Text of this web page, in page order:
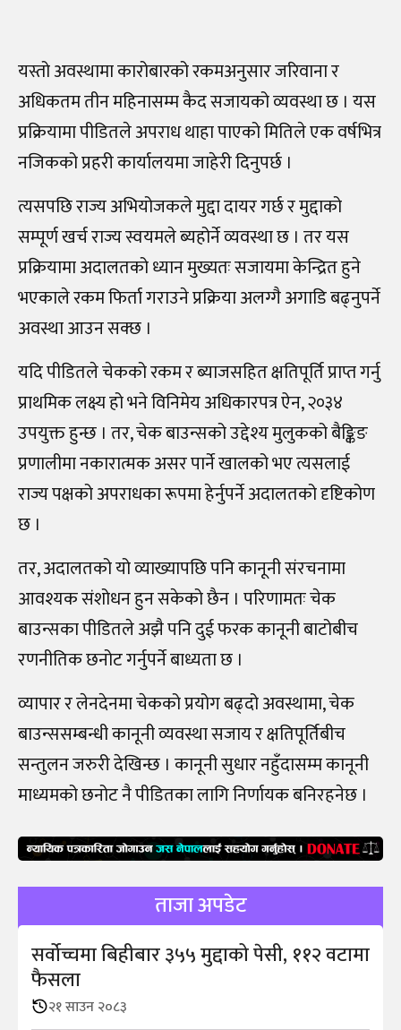
यस्तो अवस्थामा कारोबारको रकमअनुसार जरिवाना र
अधिकतम तीन महिनासम्म कैद सजायको व्यवस्था छ । यस
प्रक्रियामा पीडितले अपराध थाहा पाएको मितिले एक वर्षभित्र
नजिकको प्रहरी कार्यालयमा जाहेरी दिनुपर्छ ।
त्यसपछि राज्य अभियोजकले मुद्दा दायर गर्छ र मुद्दाको
सम्पूर्ण खर्च राज्य स्वयमले ब्यहोर्ने व्यवस्था छ । तर यस
प्रक्रियामा अदालतको ध्यान मुख्यतः सजायमा केन्द्रित हुने
भएकाले रकम फिर्ता गराउने प्रक्रिया अलग्गै अगाडि बढ्नुपर्ने
अवस्था आउन सक्छ ।
यदि पीडितले चेकको रकम र ब्याजसहित क्षतिपूर्ति प्राप्त गर्नु
प्राथमिक लक्ष्य हो भने विनिमेय अधिकारपत्र ऐन, २०३४
उपयुक्त हुन्छ । तर, चेक बाउन्सको उद्देश्य मुलुकको बैङ्किङ
प्रणालीमा नकारात्मक असर पार्ने खालको भए त्यसलाई
राज्य पक्षको अपराधका रूपमा हेर्नुपर्ने अदालतको दृष्टिकोण
छ ।
तर, अदालतको यो व्याख्यापछि पनि कानूनी संरचनामा
आवश्यक संशोधन हुन सकेको छैन । परिणामतः चेक
बाउन्सका पीडितले अझै पनि दुई फरक कानूनी बाटोबीच
रणनीतिक छनोट गर्नुपर्ने बाध्यता छ ।
व्यापार र लेनदेनमा चेकको प्रयोग बढ्दो अवस्थामा, चेक
बाउन्ससम्बन्धी कानूनी व्यवस्था सजाय र क्षतिपूर्तिबीच
सन्तुलन जरुरी देखिन्छ । कानूनी सुधार नहुँदासम्म कानूनी
माध्यमको छनोट नै पीडितका लागि निर्णायक बनिरहनेछ ।
ताजा अपडेट
सर्वोच्चमा बिहीबार ३५५ मुद्दाको पेसी, ११२ वटामा
फैसला
२१ साउन २०८३